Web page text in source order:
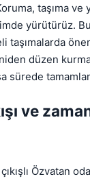
taşıma ve
yürütürüz.
taşımalarda
düzen
sürede
ve
Özvatan